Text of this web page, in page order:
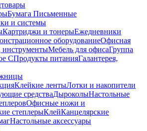
Бумага Письменные
и системы
Картриджи и тонерыЕжедневники
оборудованиеОфисная
Мебель для офисаГруппа
СПродукты питанияГалантерея,
Клейкие лентыЛотки и накопители
средстваДыроколыНастольные
Офисные ножи и
степлерыКлейКанцелярские
Настольные аксессуары